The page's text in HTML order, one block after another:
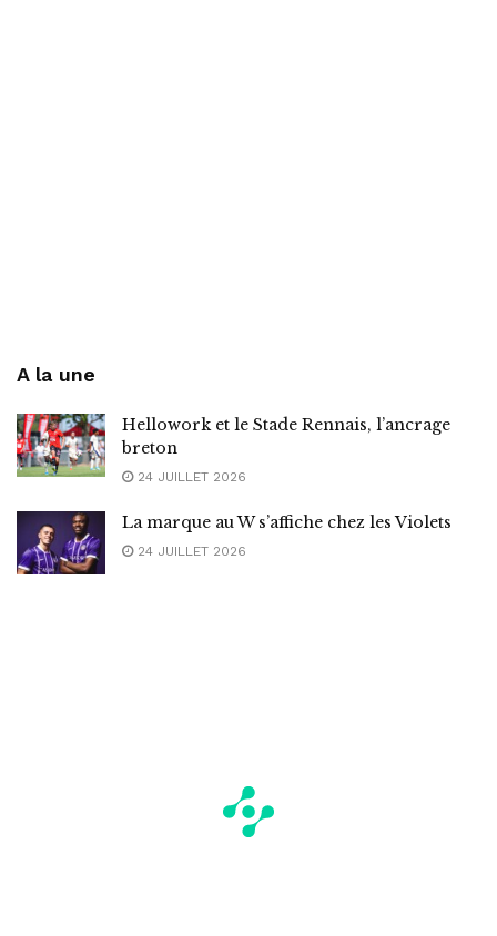
A la une
Hellowork et le Stade Rennais, l’ancrage
breton
24 JUILLET 2026
La marque au W s’affiche chez les Violets
24 JUILLET 2026